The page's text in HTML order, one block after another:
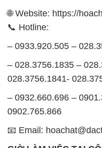
🌐 Website: https://
📞 Hotline:
– 0933.920.505 –
– 028.3756.1835 –
028.3756.1841-
– 0932.660.696 –
0902.765.866
📧 Email: